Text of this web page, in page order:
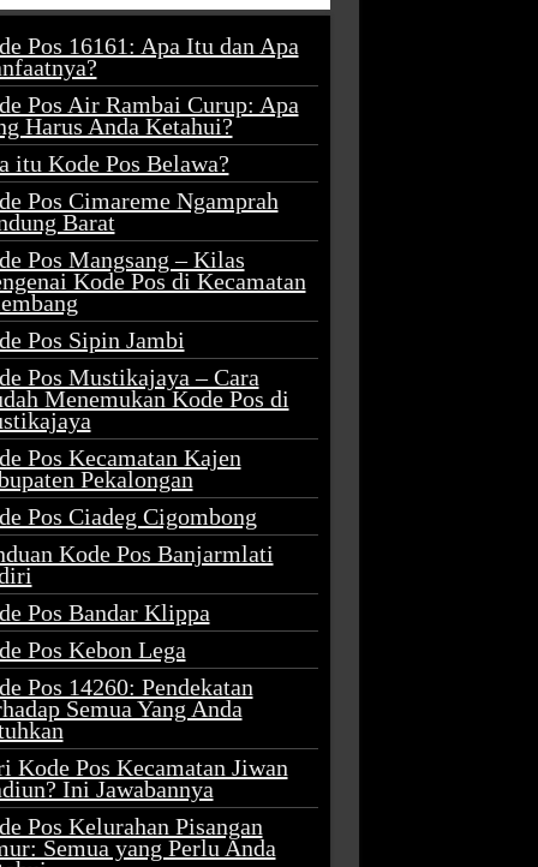
Pos 16161: Apa Itu dan Apa
Pos Air Rambai Curup: Apa
Harus Anda Ketahui?
itu Kode Pos Belawa?
Pos Cimareme Ngamprah
Barat
Pos Mangsang – Kilas
Kode Pos di Kecamatan
Pos Sipin Jambi
Pos Mustikajaya – Cara
Menemukan Kode Pos di
Pos Kecamatan Kajen
Pekalongan
Pos Ciadeg Cigombong
Kode Pos Banjarmlati
Pos Bandar Klippa
Pos Kebon Lega
Pos 14260: Pendekatan
Semua Yang Anda
Kode Pos Kecamatan Jiwan
Ini Jawabannya
Pos Kelurahan Pisangan
Semua yang Perlu Anda